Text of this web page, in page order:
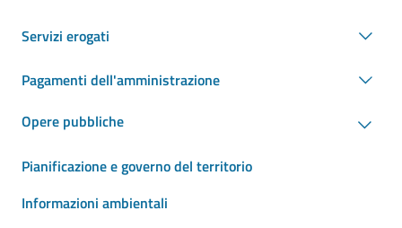
Servizi erogati
Pagamenti dell'amministrazione
Opere pubbliche
Pianificazione e governo del territorio
Informazioni ambientali